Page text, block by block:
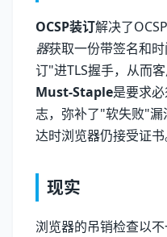
OCSP装订解决了
器获取一份带签名和
订"进TLS握手，从而
Must-Staple是要求
志，弥补了"软失败"
达时浏览器仍接受证书
现实
浏览器的吊销检查以